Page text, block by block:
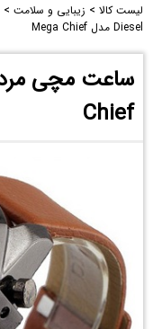
لیست کالا > زیبایی و سلامت >
Diesel مدل Mega Chief
Chief